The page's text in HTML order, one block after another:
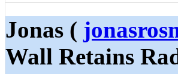
Jonas (
Wall Retains